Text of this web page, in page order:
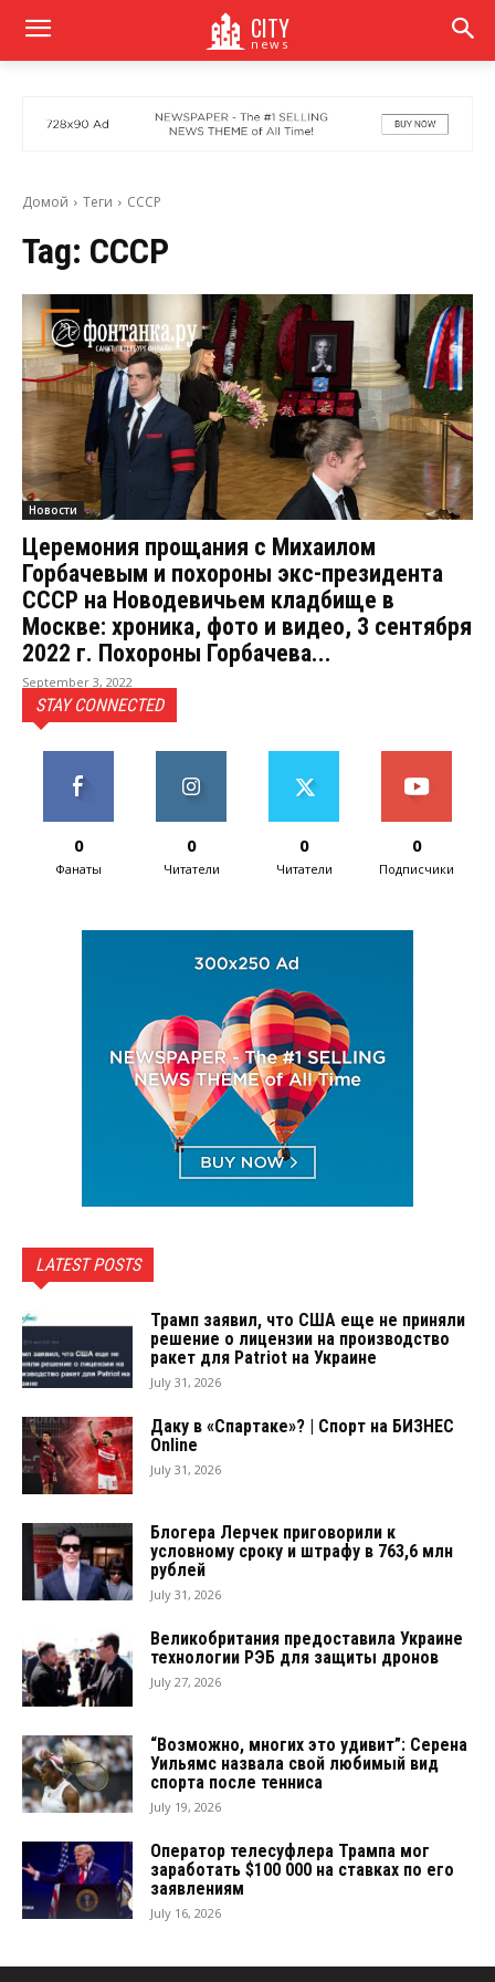
CITY
news
Домой Теги СССР
Tag: СССР
Новости
Церемония прощания с Михаилом
Горбачевым и похороны экс-президента
СССР на Новодевичьем кладбище в
Москве: хроника, фото и видео, 3 сентября
2022 г. Похороны Горбачева...
September 3, 2022
STAY CONNECTED
0
Фанаты
0
Читатели
0
Читатели
0
Подписчики
LATEST POSTS
Трамп заявил, что США еще не приняли
решение о лицензии на производство
ракет для Patriot на Украине
July 31, 2026
Даку в «Спартаке»? | Спорт на БИЗНЕС
Online
July 31, 2026
Блогера Лерчек приговорили к
условному сроку и штрафу в 763,6 млн
рублей
July 31, 2026
Великобритания предоставила Украине
технологии РЭБ для защиты дронов
July 27, 2026
“Возможно, многих это удивит”: Серена
Уильямс назвала свой любимый вид
спорта после тенниса
July 19, 2026
Оператор телесуфлера Трампа мог
заработать $100 000 на ставках по его
заявлениям
July 16, 2026